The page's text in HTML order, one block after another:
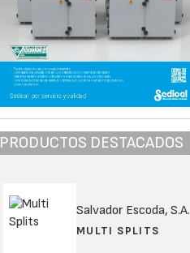
PRODUCTOS DESTACADOS
Salvador Escoda, S.A.
MULTI SPLITS